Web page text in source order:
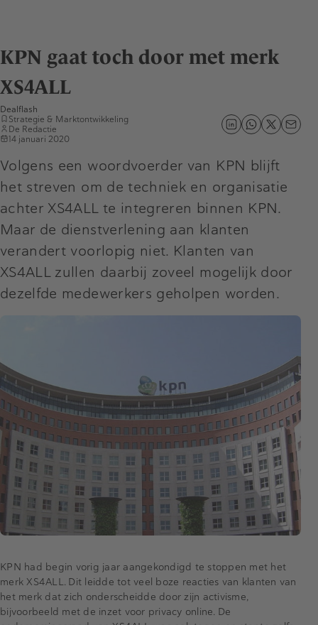
KPN gaat toch door met merk
XS4ALL
Dealflash
Strategie & Marktontwikkeling
De Redactie
14 januari 2020
Volgens een woordvoerder van KPN blijft
het streven om de techniek en organisatie
achter XS4ALL te integreren binnen KPN.
Maar de dienstverlening aan klanten
verandert voorlopig niet. Klanten van
XS4ALL zullen daarbij zoveel mogelijk door
dezelfde medewerkers geholpen worden.
KPN had begin vorig jaar aangekondigd te stoppen met het
merk XS4ALL. Dit leidde tot veel boze reacties van klanten van
het merk dat zich onderscheidde door zijn activisme,
bijvoorbeeld met de inzet voor privacy online. De